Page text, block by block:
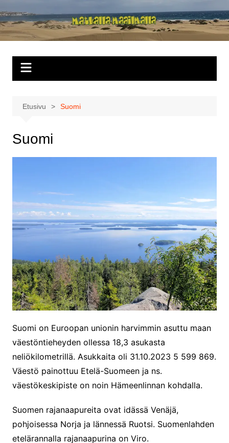
sisältöön
Matkalla
maailmalla
Etusivu Suomi
Suomi
Suomi on Euroopan unionin harvimmin asuttu maan
väestöntieheyden ollessa 18,3 asukasta
neliökilometrillä. Asukkaita oli 31.10.2023 5 599 869.
Väestö painottuu Etelä-Suomeen ja ns.
väestökeskipiste on noin Hämeenlinnan kohdalla.
Suomen rajanaapureita ovat idässä Venäjä,
pohjoisessa Norja ja lännessä Ruotsi. Suomenlahden
etelärannalla rajanaapurina on Viro.